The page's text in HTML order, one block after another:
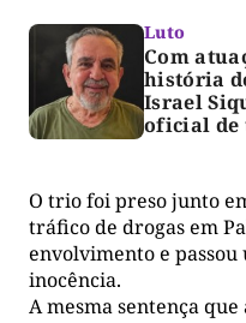
Luto
Com
história
Israel
oficial de
O trio foi preso junto
tráfico de drogas em
envolvimento e
inocência.
A mesma sentença